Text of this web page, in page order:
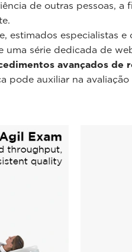
de outras pessoas, a
estimados especialistas
uma série dedicada de
avançados de
pode auxiliar na